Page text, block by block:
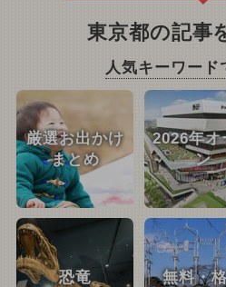
東京都の記事
人気キーワード
厳選お出かけ
まとめ
2026年オ
ン
恐竜 無料・